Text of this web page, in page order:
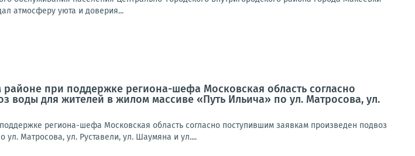
атмосферу уюта и доверия...
районе при поддержке региона-шефа Московская область согласно
воды для жителей в жилом массиве «Путь Ильича» по ул. Матросова, ул.
региона-шефа Московская область согласно поступившим заявкам произведен подвоз
Матросова, ул. Руставели, ул. Шаумяна и ул....